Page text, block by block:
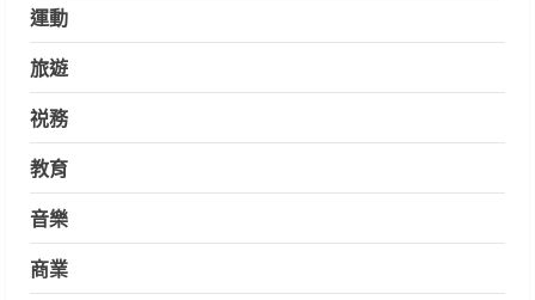
運動
旅遊
祱務
教育
音樂
商業